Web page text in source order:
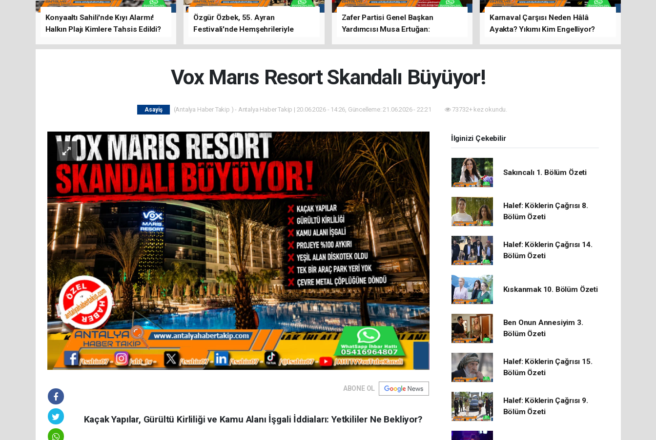
Konyaaltı Sahili'nde Kıyı Alarmı!
Halkın Plajı Kimlere Tahsis Edildi?
Özgür Özbek, 55. Ayran
Festivali'nde Hemşehrileriyle
Zafer Partisi Genel Başkan
Yardımcısı Musa Ertuğan:
Karnaval Çarşısı Neden Hâlâ
Ayakta? Yıkımı Kim Engelliyor?
Vox Marıs Resort Skandalı Büyüyor!
Asayiş (Antalya Haber Takip ) - Antalya Haber Takip | 20.06.2026 - 14:26, Güncelleme: 21.06.2026 - 22:21 73732+ kez okundu.
ABONE OL
Kaçak Yapılar, Gürültü Kirliliği ve Kamu Alanı İşgali İddiaları: Yetkililer Ne Bekliyor?
İlginizi Çekebilir
Sakıncalı 1. Bölüm Özeti
Halef: Köklerin Çağrısı 8.
Bölüm Özeti
Halef: Köklerin Çağrısı 14.
Bölüm Özeti
Kıskanmak 10. Bölüm Özeti
Ben Onun Annesiyim 3.
Bölüm Özeti
Halef: Köklerin Çağrısı 15.
Bölüm Özeti
Halef: Köklerin Çağrısı 9.
Bölüm Özeti